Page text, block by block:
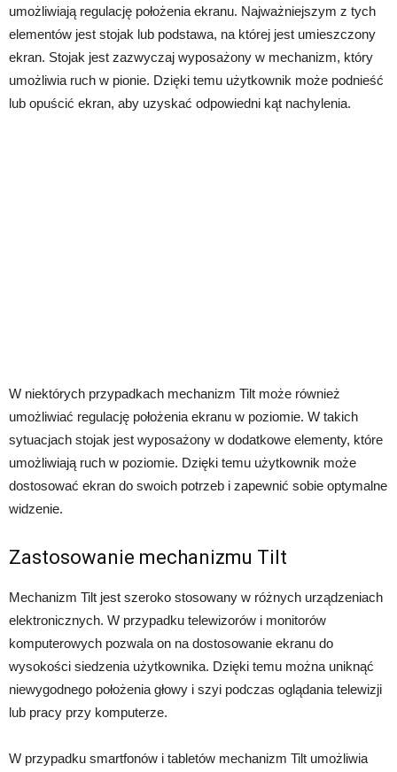
umożliwiają regulację położenia ekranu. Najważniejszym z tych
elementów jest stojak lub podstawa, na której jest umieszczony
ekran. Stojak jest zazwyczaj wyposażony w mechanizm, który
umożliwia ruch w pionie. Dzięki temu użytkownik może podnieść
lub opuścić ekran, aby uzyskać odpowiedni kąt nachylenia.
W niektórych przypadkach mechanizm Tilt może również
umożliwiać regulację położenia ekranu w poziomie. W takich
sytuacjach stojak jest wyposażony w dodatkowe elementy, które
umożliwiają ruch w poziomie. Dzięki temu użytkownik może
dostosować ekran do swoich potrzeb i zapewnić sobie optymalne
widzenie.
Zastosowanie mechanizmu Tilt
Mechanizm Tilt jest szeroko stosowany w różnych urządzeniach
elektronicznych. W przypadku telewizorów i monitorów
komputerowych pozwala on na dostosowanie ekranu do
wysokości siedzenia użytkownika. Dzięki temu można uniknąć
niewygodnego położenia głowy i szyi podczas oglądania telewizji
lub pracy przy komputerze.
W przypadku smartfonów i tabletów mechanizm Tilt umożliwia